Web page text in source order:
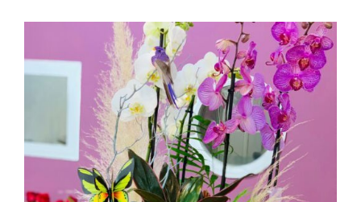
AÑADIR AL CARRITO
/
DETALLES